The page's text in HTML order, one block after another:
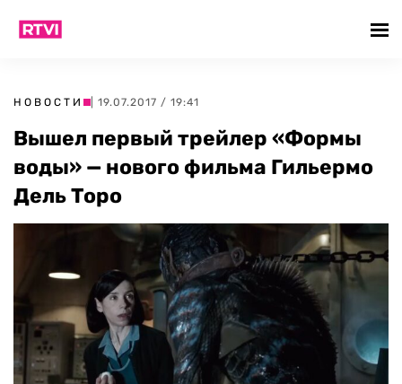
НОВОСТИ | 19.07.2017 / 19:41
Вышел первый трейлер «Формы
воды» — нового фильма Гильермо
Дель Торо